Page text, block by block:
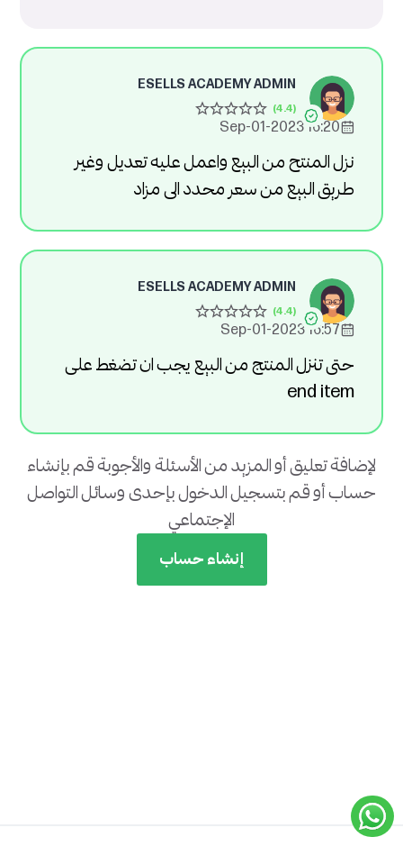
ESELLS ACADEMY ADMIN
16:20 2023-Sep-01
نزل المنتح من البيع واعمل عليه تعديل وغير
طريق البيع من سعر محدد الى مزاد
ESELLS ACADEMY ADMIN
16:57 2023-Sep-01
حتى تنزل المنتج من البيع يجب ان تضغط على
end item
لإضافة تعليق أو المزيد من الأسئلة والأجوبة قم بإنشاء
حساب أو قم بتسجيل الدخول بإحدى وسائل التواصل
الإجتماعي
إنشاء حساب